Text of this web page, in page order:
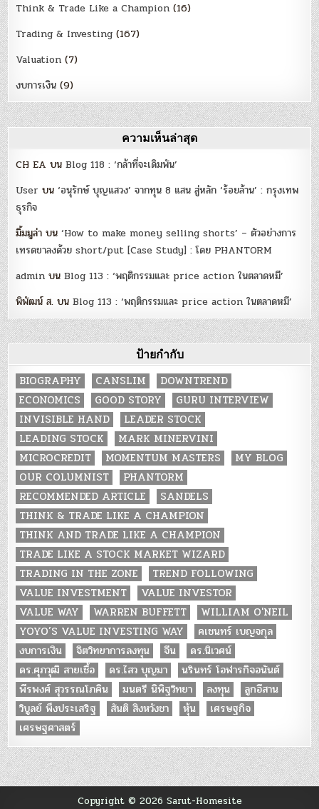
Think & Trade Like a Champion (16)
Trading & Investing (167)
Valuation (7)
งบการเงิน (9)
ความเห็นล่าสุด
CH EA บนBlog 118 : ‘กล้าที่จะเดิมพัน’
User บน‘อนุรักษ์ บุญแสวง’ จากทุน 8 แสน สู่หลัก ‘ร้อยล้าน’ : กรุงเทพ
ธุรกิจ
มิ้มมูล่า บน‘How to make money selling shorts’ – ตัวอย่างการ
เทรดขาลงด้วย short/put [Case Study] : โดย PHANTORM
admin บนBlog 113 : ‘พฤติกรรมและ price action ในตลาดหมี’
พิพัฒน์ ส. บนBlog 113 : ‘พฤติกรรมและ price action ในตลาดหมี’
ป้ายกำกับ
BIOGRAPHY CANSLIM
DOWNTREND
ECONOMICS
GOOD STORY
GURU INTERVIEW
INVISIBLE HAND
LEADER STOCK
LEADING STOCK
MARK MINERVINI
MICROCREDIT
MOMENTUM MASTERS
MY BLOG
OUR COLUMNIST
PHANTORM
RECOMMENDED ARTICLE
SANDELS
THINK & TRADE LIKE A CHAMPION
THINK AND TRADE LIKE A CHAMPION
TRADE LIKE A STOCK MARKET WIZARD
TRADING IN THE ZONE
TREND FOLLOWING
VALUE INVESTMENT
VALUE INVESTOR
VALUE WAY
WARREN BUFFETT
WILLIAM O'NEIL
YOYO’S VALUE INVESTING WAY
คเชนทร์ เบญจกุล
งบการเงิน
จิตวิทยาการลงทุน จีน
ดร.นิเวศน์
ดร.ศุภวุฒิ สายเชื้อ
ดร.ไสว บุญมา
นรินทร์ โอฬารกิจอนันต์
พีรพงศ์ สุวรรณโภคิน
มนตรี นิพิฐวิทยา ลงทุน
ลูกอีสาน
วิบูลย์ พึงประเสริฐ
สันติ สิงหวังชา หุ้น
เศรษฐกิจ
เศรษฐศาสตร์
Copyright © 2026 Sarut-Homesite